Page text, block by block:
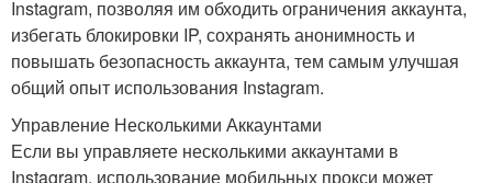
Instagram, позволяя им обходить ограничения аккаунта,
избегать блокировки IP, сохранять анонимность и
повышать безопасность аккаунта, тем самым улучшая
общий опыт использования Instagram.
Управление Несколькими Аккаунтами
Если вы управляете несколькими аккаунтами в
Instagram, использование мобильных прокси может